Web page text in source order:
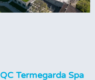
QC Termegarda Spa